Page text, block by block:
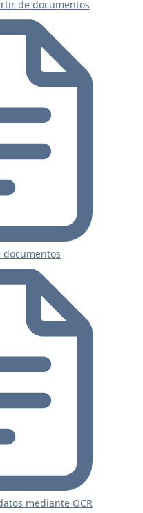
de documentos
documentos
mediante OCR